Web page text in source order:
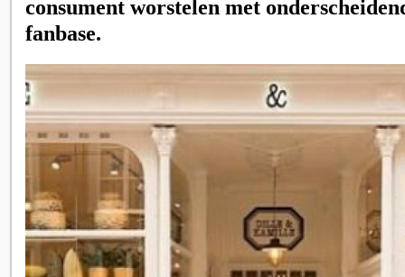
consument worstelen met
fanbase.